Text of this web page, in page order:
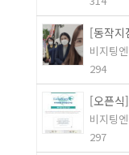
[동작지
비지팅
294
[오픈식
비지팅
297